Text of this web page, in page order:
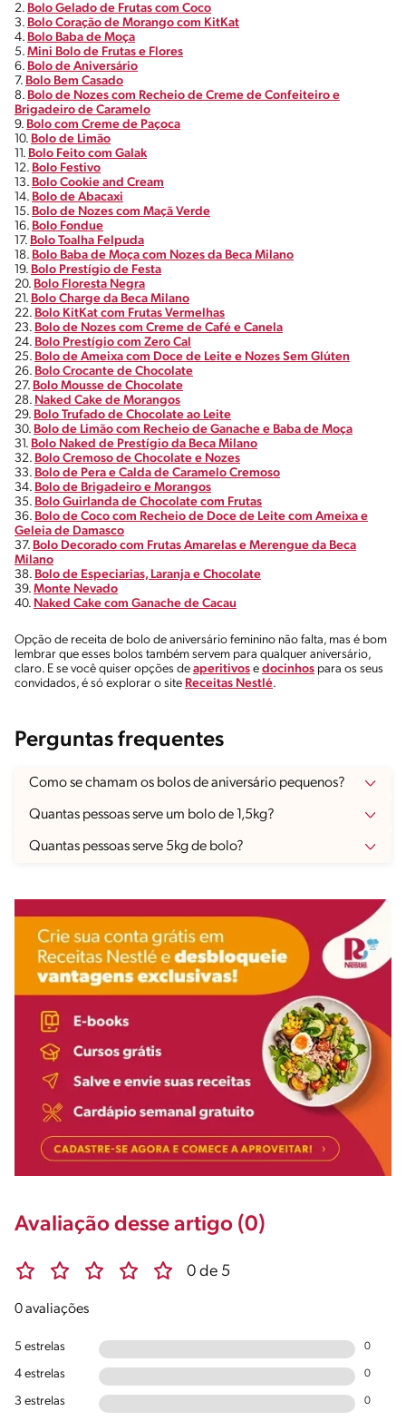
2. Bolo Gelado de Frutas com Coco
3. Bolo Coração de Morango com KitKat
4. Bolo Baba de Moça
5. Mini Bolo de Frutas e Flores
6. Bolo de Aniversário
7. Bolo Bem Casado
8. Bolo de Nozes com Recheio de Creme de Confeiteiro e
Brigadeiro de Caramelo
9. Bolo com Creme de Paçoca
10. Bolo de Limão
11. Bolo Feito com Galak
12. Bolo Festivo
13. Bolo Cookie and Cream
14. Bolo de Abacaxi
15. Bolo de Nozes com Maçã Verde
16. Bolo Fondue
17. Bolo Toalha Felpuda
18. Bolo Baba de Moça com Nozes da Beca Milano
19. Bolo Prestígio de Festa
20. Bolo Floresta Negra
21. Bolo Charge da Beca Milano
22. Bolo KitKat com Frutas Vermelhas
23. Bolo de Nozes com Creme de Café e Canela
24. Bolo Prestígio com Zero Cal
25. Bolo de Ameixa com Doce de Leite e Nozes Sem Glúten
26. Bolo Crocante de Chocolate
27. Bolo Mousse de Chocolate
28. Naked Cake de Morangos
29. Bolo Trufado de Chocolate ao Leite
30. Bolo de Limão com Recheio de Ganache e Baba de Moça
31. Bolo Naked de Prestígio da Beca Milano
32. Bolo Cremoso de Chocolate e Nozes
33. Bolo de Pera e Calda de Caramelo Cremoso
34. Bolo de Brigadeiro e Morangos
35. Bolo Guirlanda de Chocolate com Frutas
36. Bolo de Coco com Recheio de Doce de Leite com Ameixa e
Geleia de Damasco
37. Bolo Decorado com Frutas Amarelas e Merengue da Beca
Milano
38. Bolo de Especiarias, Laranja e Chocolate
39. Monte Nevado
40. Naked Cake com Ganache de Cacau
Opção de receita de bolo de aniversário feminino não falta, mas é bom
lembrar que esses bolos também servem para qualquer aniversário,
claro. E se você quiser opções de aperitivos e docinhos para os seus
convidados, é só explorar o site Receitas Nestlé.
Perguntas frequentes
Como se chamam os bolos de aniversário pequenos?
Quantas pessoas serve um bolo de 1,5kg?
Quantas pessoas serve 5kg de bolo?
Avaliação desse artigo (0)
0 de 5
0 avaliações
5 estrelas 0
4 estrelas 0
3 estrelas 0